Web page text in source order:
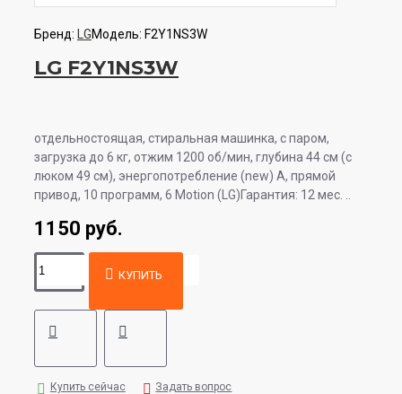
Бренд: LGМодель: F2Y1NS3W
LG F2Y1NS3W
отдельностоящая, стиральная машинка, с паром,
загрузка до 6 кг, отжим 1200 об/мин, глубина 44 см (с
люком 49 см), энергопотребление (new) A, прямой
привод, 10 программ, 6 Motion (LG)Гарантия: 12 мес. ..
1150 руб.
КУПИТЬ
Купить сейчас Задать вопрос